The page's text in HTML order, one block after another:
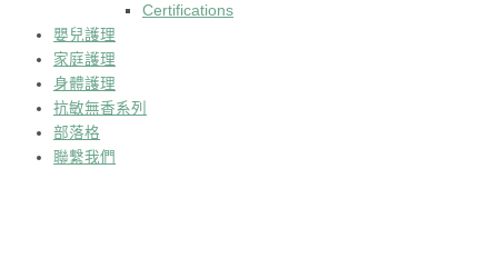
Certifications
嬰兒護理
家庭護理
身體護理
抗敏無香系列
部落格
聯繫我們